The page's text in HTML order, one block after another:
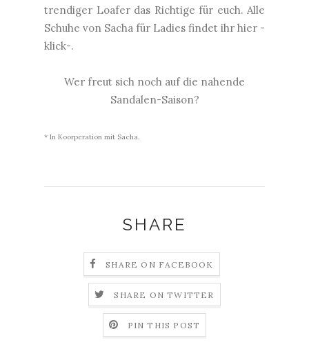
trendiger Loafer das Richtige für euch. Alle
Schuhe von Sacha für Ladies findet ihr hier -
klick-.
Wer freut sich noch auf die nahende
Sandalen-Saison?
* In Koorperation mit Sacha.
SHARE
SHARE ON FACEBOOK
SHARE ON TWITTER
PIN THIS POST